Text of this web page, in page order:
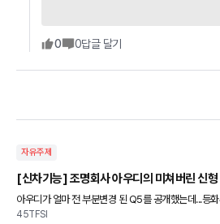
0 0답글 달기
자유주제
[신차기능] 조명회사 아우디의 미쳐버린 신
아우디가 얼마 전 부분변경 된 Q5를 공개했는데...등화
아닙니다. 특히 후면 태일램프요. 상위 차량인 A8에 들어간 OLED
45TFSI